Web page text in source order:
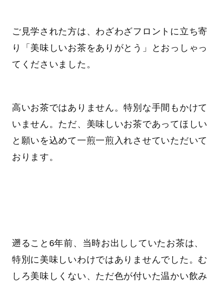
ご見学された方は、わざわざフロントに立ち寄
り「美味しいお茶をありがとう」とおっしゃっ
てくださいました。
高いお茶ではありません。特別な手間もかけて
いません。ただ、美味しいお茶であってほしい
と願いを込めて一煎一煎入れさせていただいて
おります。
遡ること6年前、当時お出ししていたお茶は、
特別に美味しいわけではありませんでした。む
しろ美味しくない、ただ色が付いた温かい飲み